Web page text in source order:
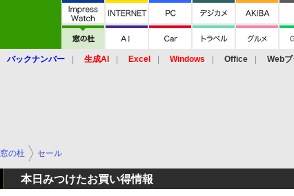
バックナンバー 生成AI Excel Windows Office Web
窓の杜 セール
本日みつけたお買い得情報